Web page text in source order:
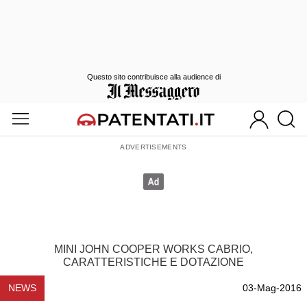
MINI JOHN COOPER WORKS CABRIO,
CARATTERISTICHE E DOTAZIONE
NEWS 03-Mag-2016
Questo sito contribuisce alla audience di